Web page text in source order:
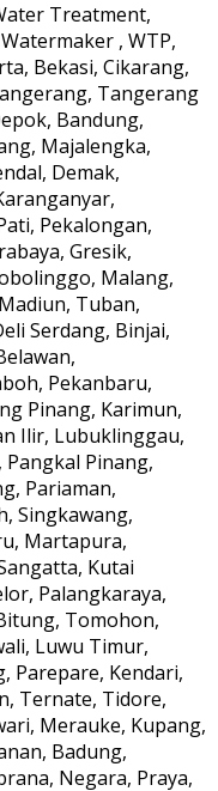
Treatment,
, WTP,
Bekasi, Cikarang,
Tangerang
Bandung,
Majalengka,
Demak,
Pekalongan,
Gresik,
Malang,
Tuban,
Serdang, Binjai,
Pekanbaru,
Pinang, Karimun,
Ilir, Lubuklinggau,
Pinang,
Pariaman,
Singkawang,
Martapura,
Kutai
Palangkaraya,
Tomohon,
Luwu Timur,
Parepare, Kendari,
Ternate, Tidore,
Merauke, Kupang,
Badung,
Negara, Praya,